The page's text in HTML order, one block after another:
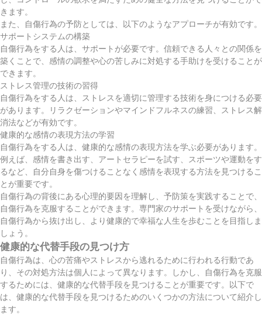
きます。
また、自傷行為の予防としては、以下のようなアプローチが有効です。
サポートシステムの構築
自傷行為をする人は、サポートが必要です。信頼できる人々との関係を
築くことで、感情の調整や心の苦しみに対処する手助けを受けることが
できます。
ストレス管理の技術の習得
自傷行為をする人は、ストレスを適切に管理する技術を身につける必要
があります。リラクゼーションやマインドフルネスの練習、ストレス解
消法などが有効です。
健康的な感情の表現方法の学習
自傷行為をする人は、健康的な感情の表現方法を学ぶ必要があります。
例えば、感情を書き出す、アートセラピーを試す、スポーツや運動をす
るなど、自分自身を傷つけることなく感情を表現する方法を見つけるこ
とが重要です。
自傷行為の背後にある心理的要因を理解し、予防策を実践することで、
自傷行為を克服することができます。専門家のサポートを受けながら、
自傷行為から抜け出し、より健康的で幸福な人生を歩むことを目指しま
しょう。
健康的な代替手段の見つけ方
自傷行為は、心の苦痛やストレスから逃れるために行われる行動であ
り、その対処方法は個人によって異なります。しかし、自傷行為を克服
するためには、健康的な代替手段を見つけることが重要です。以下で
は、健康的な代替手段を見つけるためのいくつかの方法について紹介し
ます。